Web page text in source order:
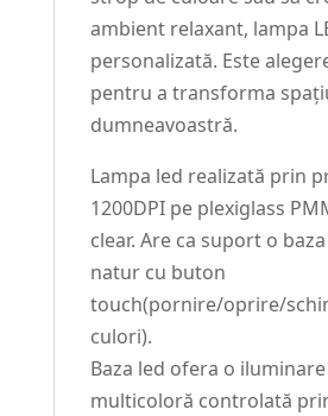
ambient relaxant, lampa
personalizată. Este
pentru a transforma
dumneavoastră.
Lampa led realizată prin
1200DPI pe plexiglass
clear. Are ca suport o
natur cu buton
touch(pornire/oprire/
culori).
Baza led ofera o iluminare
multicoloră controlată